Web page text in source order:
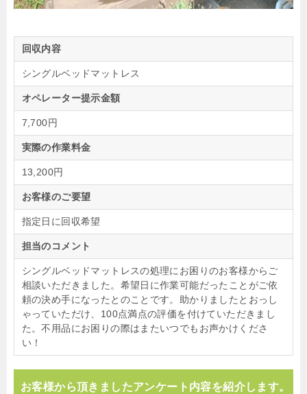
回収内容
シングルベッドマットレス
オペレーター提示金額
7,700円
実際の作業料金
13,200円
お客様のご要望
指定日に回収希望
担当のコメント
シングルベッドマットレスの処理にお困りのお客様からご
相談いただきました。希望日に作業可能だったことがご依
頼の決め手になったとのことです。助かりましたとおっし
ゃっていただけ、100点満点の評価を付けていただきまし
た。不用品にお困りの際はまたいつでもお声かけくださ
い！
お客様から頂きましたアンケート内容を紹介します。